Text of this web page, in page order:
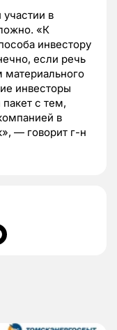
участии в
«К
инвестору
если речь
материального
инвесторы
с тем,
в
— говорит г-н